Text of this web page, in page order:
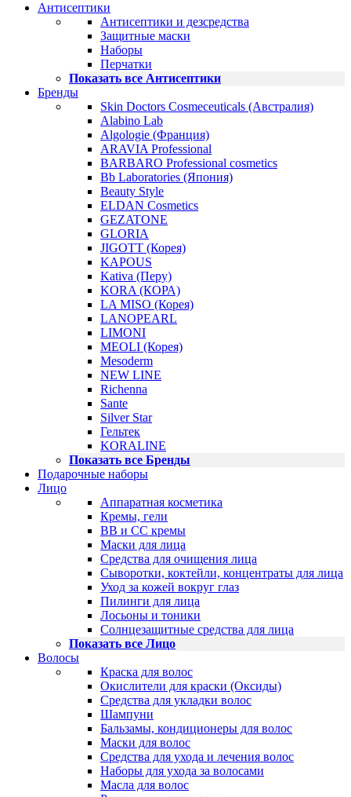
Антисептики
Антисептики и дезсредства
Защитные маски
Наборы
Перчатки
Показать все Антисептики
Бренды
Skin Doctors Cosmeceuticals (Австралия)
Alabino Lab
Algologie (Франция)
ARAVIA Professional
BARBARO Professional cosmetics
Bb Laboratories (Япония)
Beauty Style
ELDAN Cosmetics
GEZATONE
GLORIA
JIGOTT (Корея)
KAPOUS
Kativa (Перу)
KORA (КОРА)
LA MISO (Корея)
LANOPEARL
LIMONI
MEOLI (Корея)
Mesoderm
NEW LINE
Richenna
Sante
Silver Star
Гельтек
KORALINE
Показать все Бренды
Подарочные наборы
Лицо
Аппаратная косметика
Кремы, гели
BB и CC кремы
Маски для лица
Средства для очищения лица
Сыворотки, коктейли, концентраты для лица
Уход за кожей вокруг глаз
Пилинги для лица
Лосьоны и тоники
Солнцезащитные средства для лица
Показать все Лицо
Волосы
Краска для волос
Окислители для краски (Оксиды)
Средства для укладки волос
Шампуни
Бальзамы, кондиционеры для волос
Маски для волос
Средства для ухода и лечения волос
Наборы для ухода за волосами
Масла для волос